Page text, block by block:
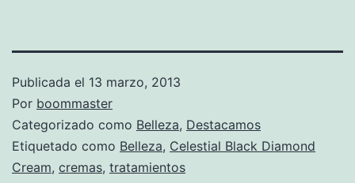
Publicada el 13 marzo, 2013
Por boommaster
Categorizado como Belleza, Destacamos
Etiquetado como Belleza, Celestial Black Diamond
Cream, cremas, tratamientos